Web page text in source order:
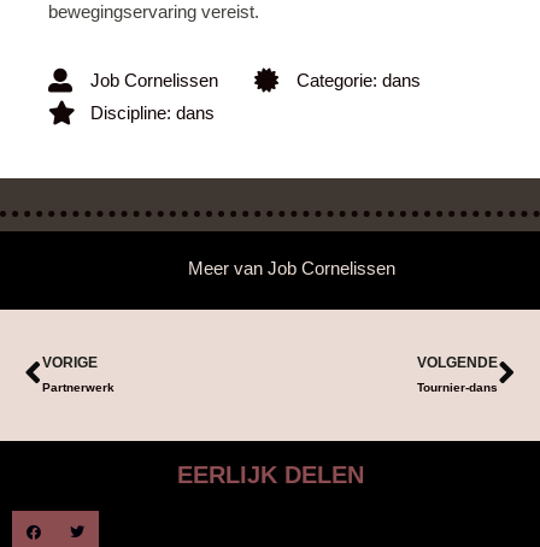
bewegingservaring vereist.
Job Cornelissen Categorie: dans
Discipline: dans
Meer van Job Cornelissen
VORIGE
Partnerwerk
VOLGENDE
Tournier-dans
EERLIJK DELEN